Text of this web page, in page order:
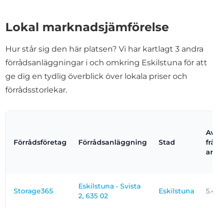
Lokal marknadsjämförelse
Hur står sig den här platsen? Vi har kartlagt 3 andra
förrådsanläggningar i och omkring Eskilstuna för att
ge dig en tydlig överblick över lokala priser och
förrådsstorlekar.
Förrådsföretag Förrådsanläggning Stad
Storage365
Eskilstuna - Svista
2, 635 02
Eskilstuna